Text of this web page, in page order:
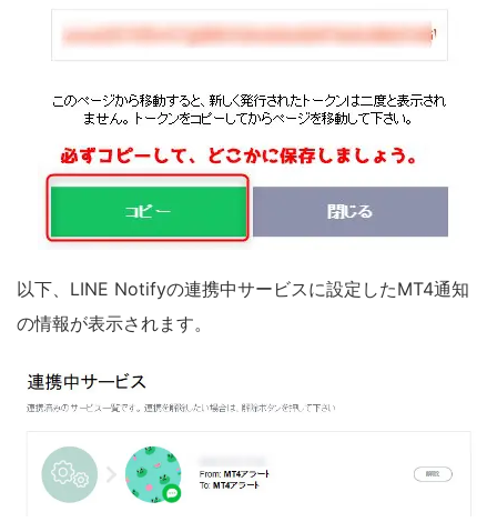
以下、LINE Notifyの連携中サービスに設定したMT4通知
の情報が表示されます。